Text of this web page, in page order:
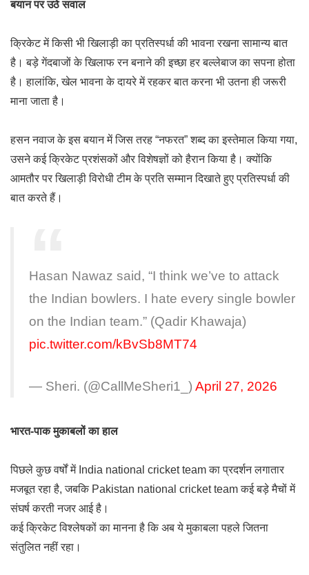
बयान पर उठे सवाल
क्रिकेट में किसी भी खिलाड़ी का प्रतिस्पर्धा की भावना रखना सामान्य बात
है। बड़े गेंदबाजों के खिलाफ रन बनाने की इच्छा हर बल्लेबाज का सपना होता
है। हालांकि, खेल भावना के दायरे में रहकर बात करना भी उतना ही जरूरी
माना जाता है।
हसन नवाज के इस बयान में जिस तरह “नफरत” शब्द का इस्तेमाल किया गया,
उसने कई क्रिकेट प्रशंसकों और विशेषज्ञों को हैरान किया है। क्योंकि
आमतौर पर खिलाड़ी विरोधी टीम के प्रति सम्मान दिखाते हुए प्रतिस्पर्धा की
बात करते हैं।
Hasan Nawaz said, “I think we’ve to attack
the Indian bowlers. I hate every single bowler
on the Indian team.” (Qadir Khawaja)
pic.twitter.com/kBvSb8MT74
— Sheri. (@CallMeSheri1_) April 27, 2026
भारत-पाक मुकाबलों का हाल
पिछले कुछ वर्षों में India national cricket teamका प्रदर्शन लगातार
मजबूत रहा है, जबकि Pakistan national cricket teamकई बड़े मैचों में
संघर्ष करती नजर आई है।
कई क्रिकेट विश्लेषकों का मानना है कि अब ये मुकाबला पहले जितना
संतुलित नहीं रहा।